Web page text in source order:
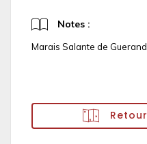
Notes :
Marais Salante de